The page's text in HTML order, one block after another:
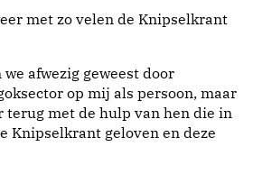
met zo velen de Knipselkrant
afwezig geweest door
op mij als persoon, maar
terug met de hulp van hen die in
Knipselkrant geloven en deze